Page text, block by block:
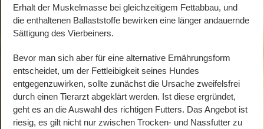
Erhalt der Muskelmasse bei gleichzeitigem Fettabbau, und
die enthaltenen Ballaststoffe bewirken eine länger andauernde
Sättigung des Vierbeiners.
Bevor man sich aber für eine alternative Ernährungsform
entscheidet, um der Fettleibigkeit seines Hundes
entgegenzuwirken, sollte zunächst die Ursache zweifelsfrei
durch einen Tierarzt abgeklärt werden. Ist diese ergründet,
geht es an die Auswahl des richtigen Futters. Das Angebot ist
riesig, es gilt nicht nur zwischen Trocken- und Nassfutter zu